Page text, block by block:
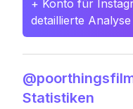
+ Konto für
detaillierte
Statistiken